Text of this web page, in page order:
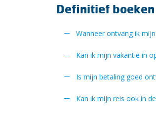
Definitief
Wanneer ontvang ik
Kan ik mijn vakantie in
Is mijn betaling goed
Kan ik mijn reis ook in